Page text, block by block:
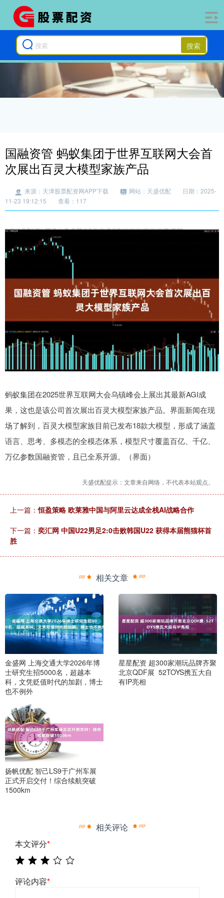
搜索
国融资管 蚂蚁集团于世界互联网大会首
次展出百灵大模型家族产品
来源：天津股票配资网APP下载 网站：天盛优配
日期：2025-
11-23 19:12:15
查看：117
蚂蚁集团在2025世界互联网大会乌镇峰会上展出其最新AGI成
果，这也是该公司首次展出百灵大模型家族产品。界面新闻在现
场了解到，百灵大模型家族目前已发布18款大模型，形成了涵盖
语言、思考、多模态的全模态体系，模型尺寸覆盖百亿、千亿、
万亿参数国融资管，且已全系开源。（界面）
天盛优配提示：文章来自网络，不代表本站观点。
上一篇：恒盈策略 欧莱雅中国与阿里云达成全栈AI战略合作
下一篇： 奕汇网 中国U22男足2:0击败韩国U22 获得本届熊猫杯首
胜
相关文章
金盛网 上海交通大学2026年博
士研究生招5000名，超越本
科，文凭贬值时代的加剧，博士
也不例外
星星配资 超300家潮玩品牌齐聚
北京QDF展 52TOYS携五大自
有IP亮相
扬帆优配 智己LS9于广州车展
正式开启交付！综合续航突破
1500km
相关评论
本文评分*
评论内容*